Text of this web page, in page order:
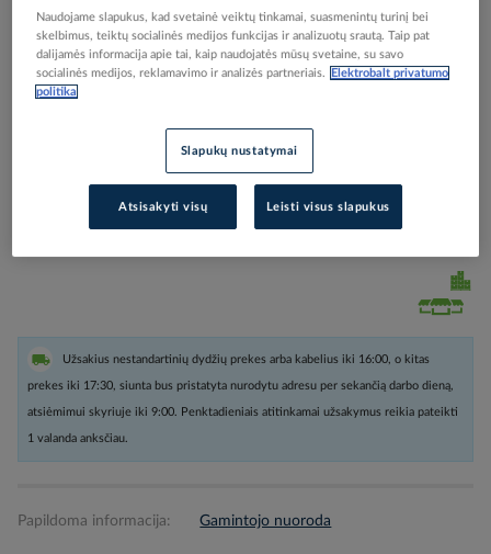
beginning
the
images
gallery
PSES54 - PROTEC
Elektrobalt prekės kodas
503148
Gamintojo prekės kodas
Prisijunkite, norėdami pamatyti kainas
Užsakius nestandartinių dydžių prekes arba kabelius iki 16:00, o kitas
prekes iki 17:30, siunta bus pristatyta nurodytu adresu per sekančią darbo dieną,
atsiėmimui skyriuje iki 9:00. Penktadieniais atitinkamai užsakymus reikia pateikti
1 valanda anksčiau.
Papildoma informacija: Gamintojo nuoroda
Naudojame slapukus, kad svetainė veiktų tinkamai, suasmenintų turinį bei
skelbimus, teiktų socialinės medijos funkcijas ir analizuotų srautą. Taip pat
dalijamės informacija apie tai, kaip naudojatės mūsų svetaine, su savo
socialinės medijos, reklamavimo ir analizės partneriais.
Elektrobalt privatumo
politika
Slapukų nustatymai
Atsisakyti visų Leisti visus slapukus